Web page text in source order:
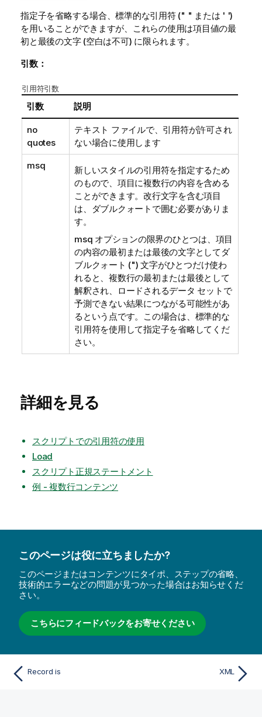
指定子を省略する場合、標準的な引用符 (" " または ' ')
を用いることができますが、これらの使用は項目値の最
初と最後の文字 (空白は不可) に限られます。
引数：
引用符引数
引数 説明
no
quotes
テキスト ファイルで、引用符が許可され
ない場合に使用します
msq
新しいスタイルの引用符を指定するため
のもので、項目に複数行の内容を含める
ことができます。改行文字を含む項目
は、ダブルクォートで囲む必要がありま
す。
msq オプションの限界のひとつは、項目
の内容の最初または最後の文字としてダ
ブルクォート (") 文字がひとつだけ使わ
れると、複数行の最初または最後として
解釈され、ロードされるデータ セットで
予測できない結果につながる可能性があ
るという点です。この場合は、標準的な
引用符を使用して指定子を省略してくだ
さい。
詳細を見る
スクリプトでの引用符の使用
Load
スクリプト正規ステートメント
例 - 複数行コンテンツ
このページは役に立ちましたか?
このページまたはコンテンツにタイポ、ステップの省略、
技術的エラーなどの問題が見つかった場合はお知らせくだ
さい。
こちらにフィードバックをお寄せください
Record is XML